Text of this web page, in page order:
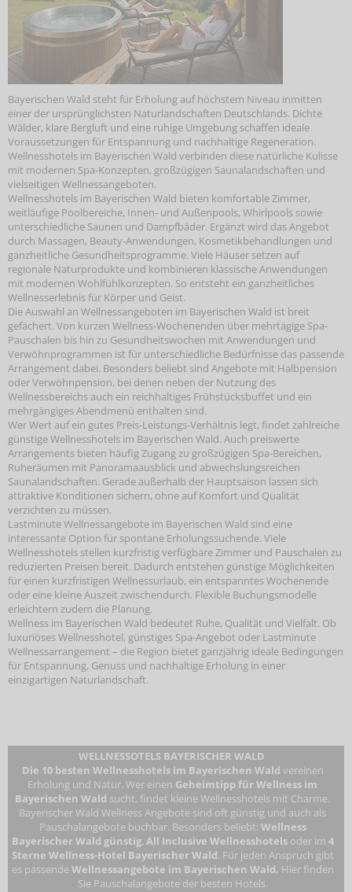
Bayerischen Wald steht für Erholung auf höchstem Niveau inmitten
einer der ursprünglichsten Naturlandschaften Deutschlands. Dichte
Wälder, klare Bergluft und eine ruhige Umgebung schaffen ideale
Voraussetzungen für Entspannung und nachhaltige Regeneration.
Wellnesshotels im Bayerischen Wald verbinden diese natürliche Kulisse
mit modernen Spa-Konzepten, großzügigen Saunalandschaften und
vielseitigen Wellnessangeboten.
Wellnesshotels im Bayerischen Wald bieten komfortable Zimmer,
weitläufige Poolbereiche, Innen- und Außenpools, Whirlpools sowie
unterschiedliche Saunen und Dampfbäder. Ergänzt wird das Angebot
durch Massagen, Beauty-Anwendungen, Kosmetikbehandlungen und
ganzheitliche Gesundheitsprogramme. Viele Häuser setzen auf
regionale Naturprodukte und kombinieren klassische Anwendungen
mit modernen Wohlfühlkonzepten. So entsteht ein ganzheitliches
Wellnesserlebnis für Körper und Geist.
Die Auswahl an Wellnessangeboten im Bayerischen Wald ist breit
gefächert. Von kurzen Wellness-Wochenenden über mehrtägige Spa-
Pauschalen bis hin zu Gesundheitswochen mit Anwendungen und
Verwöhnprogrammen ist für unterschiedliche Bedürfnisse das passende
Arrangement dabei. Besonders beliebt sind Angebote mit Halbpension
oder Verwöhnpension, bei denen neben der Nutzung des
Wellnessbereichs auch ein reichhaltiges Frühstücksbuffet und ein
mehrgängiges Abendmenü enthalten sind.
Wer Wert auf ein gutes Preis-Leistungs-Verhältnis legt, findet zahlreiche
günstige Wellnesshotels im Bayerischen Wald. Auch preiswerte
Arrangements bieten häufig Zugang zu großzügigen Spa-Bereichen,
Ruheräumen mit Panoramaausblick und abwechslungsreichen
Saunalandschaften. Gerade außerhalb der Hauptsaison lassen sich
attraktive Konditionen sichern, ohne auf Komfort und Qualität
verzichten zu müssen.
Lastminute Wellnessangebote im Bayerischen Wald sind eine
interessante Option für spontane Erholungssuchende. Viele
Wellnesshotels stellen kurzfristig verfügbare Zimmer und Pauschalen zu
reduzierten Preisen bereit. Dadurch entstehen günstige Möglichkeiten
für einen kurzfristigen Wellnessurlaub, ein entspanntes Wochenende
oder eine kleine Auszeit zwischendurch. Flexible Buchungsmodelle
erleichtern zudem die Planung.
Wellness im Bayerischen Wald bedeutet Ruhe, Qualität und Vielfalt. Ob
luxuriöses Wellnesshotel, günstiges Spa-Angebot oder Lastminute
Wellnessarrangement – die Region bietet ganzjährig ideale Bedingungen
für Entspannung, Genuss und nachhaltige Erholung in einer
einzigartigen Naturlandschaft.
WELLNESSOTELS BAYERISCHER WALD
Die 10 besten Wellnesshotels im Bayerischen Wald vereinen
Erholung und Natur. Wer einen Geheimtipp für Wellness im
Bayerischen Wald sucht, findet kleine Wellnesshotels mit Charme.
Bayerischer Wald Wellness Angebote sind oft günstig und auch als
Pauschalangebote buchbar. Besonders beliebt: Wellness
Bayerischer Wald günstig, All Inclusive Wellnesshotels oder im 4
Sterne Wellness-Hotel Bayerischer Wald. Für jeden Anspruch gibt
es passendeWellnessangebote im Bayerischen Wald. Hier finden
Sie Pauschalangebote der besten Hotels.